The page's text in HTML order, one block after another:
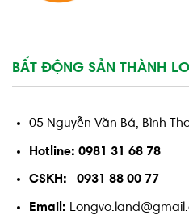
BẤT ĐỘNG SẢN THÀNH
05 Nguyễn Văn Bá, Bình
Hotline: 0981 31 68 78
CSKH: 0931 88 00 77
Email: